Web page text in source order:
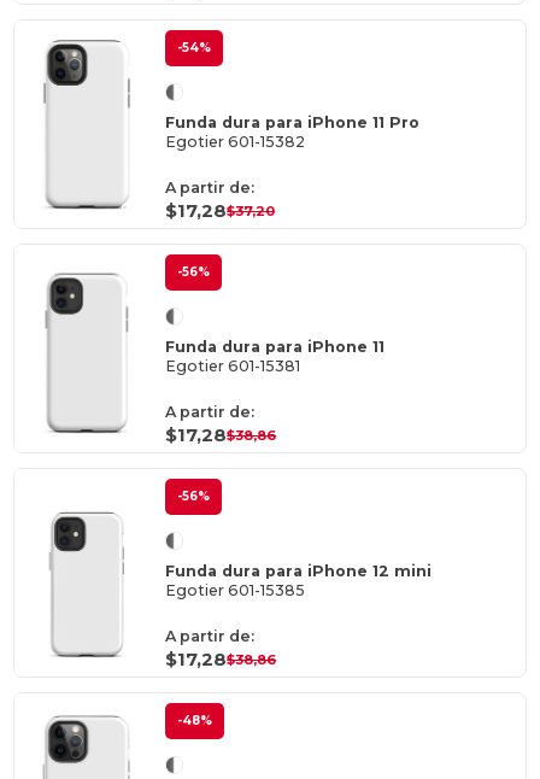
-54%
Funda dura para iPhone 11 Pro
Egotier 601-15382
A partir de:
$17,28$37,20
-56%
Funda dura para iPhone 11
Egotier 601-15381
A partir de:
$17,28$38,86
-56%
Funda dura para iPhone 12 mini
Egotier 601-15385
A partir de:
$17,28$38,86
-48%